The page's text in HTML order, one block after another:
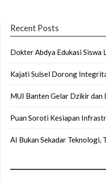
Recent Posts
Dokter Abdya Edukasi Siswa
Kajati Sulsel Dorong
MUI Banten Gelar Dzikir dan
Puan Soroti Kesiapan
AI Bukan Sekadar Teknologi,